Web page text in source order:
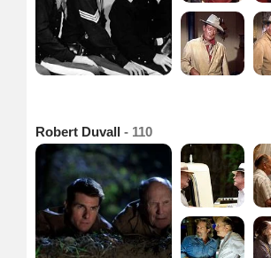
Robert Duvall - 110